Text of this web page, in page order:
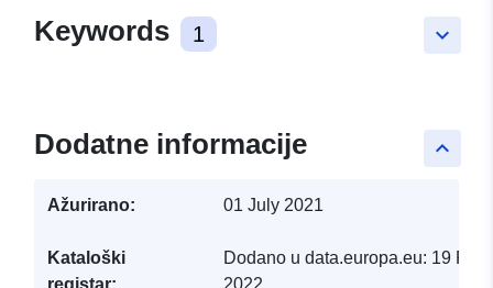
keyboard_arrow_down
Keywords 1
keyboard_arrow_up
Dodatne informacije
Ažurirano: 01 July 2021
Kataloški
Dodano u data.europa.eu: 19